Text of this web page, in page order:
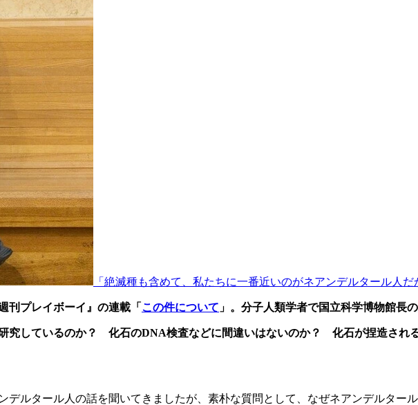
「絶滅種も含めて、私たちに一番近いのがネアンデルタール人
刊プレイボーイ』の連載「 この件について 」。分子人類学者で国立科学博物館長の
究しているのか？ 化石のDNA検査などに間違いはないのか？ 化石が捏造され
デルタール人の話を聞いてきましたが、素朴な質問として、なぜネアンデルタ